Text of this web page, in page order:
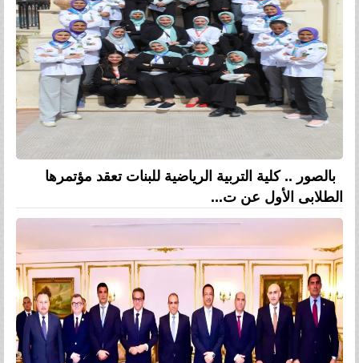
بالصور .. كلية التربية الرياضية للبنات تعقد مؤتمرها
الطلابى الأول عن ت...